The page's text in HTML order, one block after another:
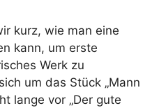
kurz, wie man eine
kann, um erste
Werk zu
um das Stück „Mann
lange vor „Der gute